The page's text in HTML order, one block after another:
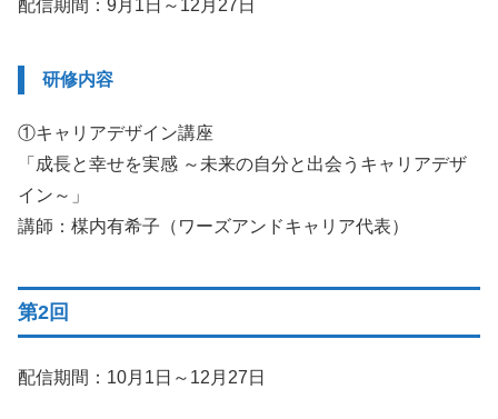
配信期間：9月1日～12月27日
研修内容
①キャリアデザイン講座
「成長と幸せを実感 ～未来の自分と出会うキャリアデザ
イン～」
講師：楳内有希子（ワーズアンドキャリア代表）
第2回
配信期間：10月1日～12月27日